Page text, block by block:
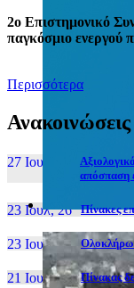
2ο Επιστημονικό
παγκόσμιο ενεργού
Περισσότερα
Ανακοινώσεις
27 Ιουν, 26
απόσπαση
23 Ιουλ, 26 Πίνακες
23 Ιουλ, 26
21 Ιουλ, 26 Πίνακας